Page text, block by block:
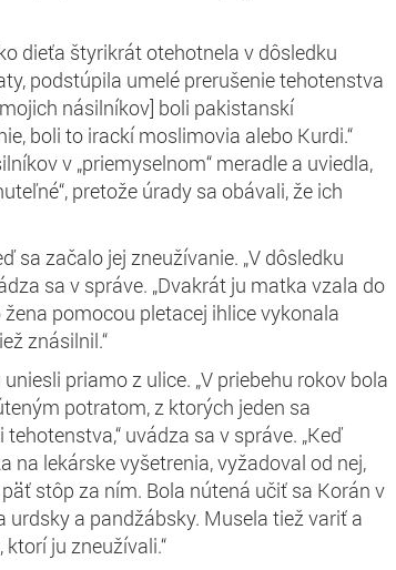
dieťa štyrikrát otehotnela v dôsledku
podstúpila umelé prerušenie tehotenstva
násilníkov] boli pakistanskí
boli to irackí moslimovia alebo Kurdi.“
v „priemyselnom“ meradle a uviedla,
pretože úrady sa obávali, že ich
sa začalo jej zneužívanie. „V dôsledku
sa v správe. „Dvakrát ju matka vzala do
pomocou pletacej ihlice vykonala
znásilnil.“
priamo z ulice. „V priebehu rokov bola
potratom, z ktorých jeden sa
uvádza sa v správe. „Keď
na lekárske vyšetrenia, vyžadoval od nej,
stôp za ním. Bola nútená učiť sa Korán v
urdsky a pandžábsky. Musela tiež variť a
ju zneužívali.“